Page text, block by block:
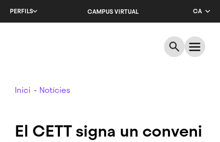
PERFILS CAMPUS VIRTUAL
CA
ES
Breadcrumb
Inici Notícies
El CETT signa un conveni